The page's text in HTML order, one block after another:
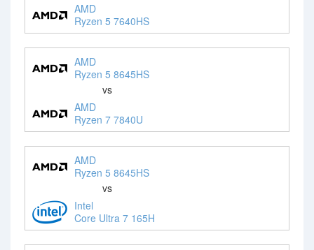
AMD
Ryzen 5 7640HS
AMD
Ryzen 5 8645HS
vs
AMD
Ryzen 7 7840U
AMD
Ryzen 5 8645HS
vs
Intel
Core Ultra 7 165H